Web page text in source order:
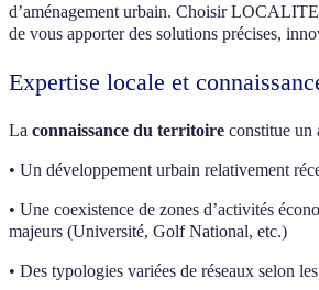
d’aménagement urbain. Choisir
de vous apporter des solutions précises,
Expertise locale et
La connaissance du territoire constitue un
• Un développement urbain relativement
• Une coexistence de zones d’activités
majeurs (Université, Golf National, etc.)
• Des typologies variées de réseaux selon